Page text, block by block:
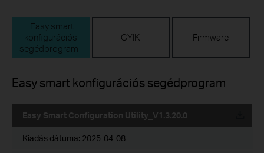
Easy smart
konfigurációs
segédprogram
GYIK Firmware
Easy smart konfigurációs segédprogram
Easy Smart Configuration Utility_V1.3.20.0
Kiadás dátuma: 2025-04-08